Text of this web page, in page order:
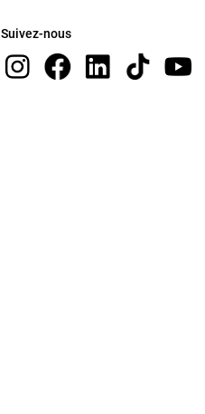
Suivez-nous